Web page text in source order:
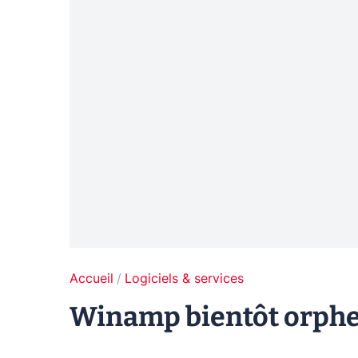
Accueil Logiciels & services
Winamp bientôt